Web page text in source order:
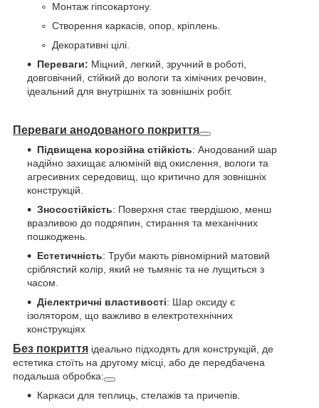
Монтаж гіпсокартону.
Створення каркасів, опор, кріплень.
Декоративні цілі.
Переваги: Міцний, легкий, зручний в роботі,
довговічний, стійкий до вологи та хімічних речовин,
ідеальний для внутрішніх та зовнішніх робіт.
Переваги анодованого покриття
Підвищена корозійна стійкість: Анодований шар
надійно захищає алюміній від окислення, вологи та
агресивних середовищ, що критично для зовнішніх
конструкцій.
Зносостійкість: Поверхня стає твердішою, менш
вразливою до подряпин, стирання та механічних
пошкоджень.
Естетичність: Труби мають рівномірний матовий
сріблястий колір, який не тьмяніє та не лущиться з
часом.
Діелектричні властивості: Шар оксиду є
ізолятором, що важливо в електротехнічних
конструкціях
Без покриття ідеально підходять для конструкцій, де
естетика стоїть на другому місці, або де передбачена
подальша обробка:
Каркаси для теплиць, стелажів та причепів.